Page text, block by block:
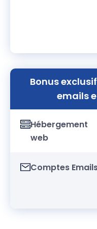
Bonus
emails
Hébergement
web
Comptes